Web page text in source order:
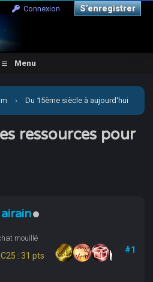
Connexion S’enregistrer
Menu
› Du 15ème siècle à aujourd'hui
› [Anno 1666] des ressources
ressources pour
mouillé
: 31 pts
#1